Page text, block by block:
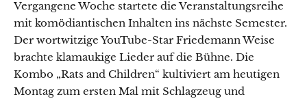
Vergangene Woche startete die Veranstaltungsreihe
mit komödiantischen Inhalten ins nächste Semester.
Der wortwitzige YouTube-Star Friedemann Weise
brachte klamaukige Lieder auf die Bühne. Die
Kombo „Rats and Children“ kultiviert am heutigen
Montag zum ersten Mal mit Schlagzeug und